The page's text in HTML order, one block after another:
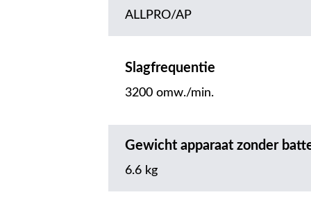
ALLPRO/AP
Slagfrequentie
3200 omw./min.
Gewicht apparaat zonder
6.6 kg